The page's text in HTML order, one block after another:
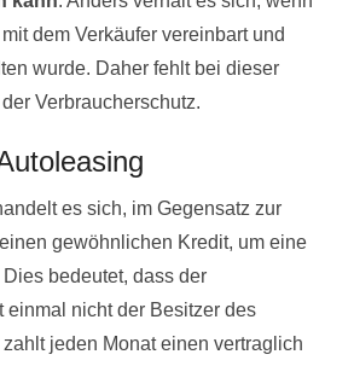
dem Verkäufer vereinbart und
wurde. Daher fehlt bei dieser
Verbraucherschutz.
es sich, im Gegensatz zur
gewöhnlichen Kredit, um eine
Dies bedeutet, dass der
einmal nicht der Besitzer des
jeden Monat einen vertraglich